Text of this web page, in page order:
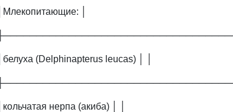
│Млекопитающие: │
│белуха (Delphinapterus leucas) │ │
│кольчатая нерпа (акиба) │ │